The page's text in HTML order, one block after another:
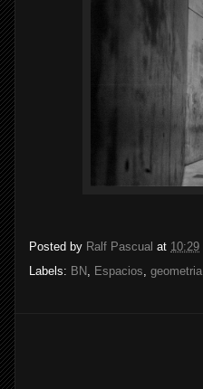
Posted by Ralf Pascual at 10:29
Labels: BN, Espacios, geometria